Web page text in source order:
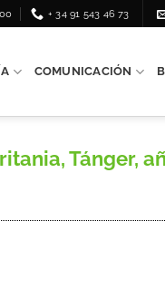
+ 34 91 543 46 73
COMUNICACIÓN
Tánger,